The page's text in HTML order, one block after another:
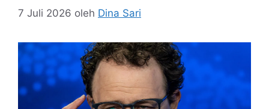
7 Juli 2026 oleh Dina Sari